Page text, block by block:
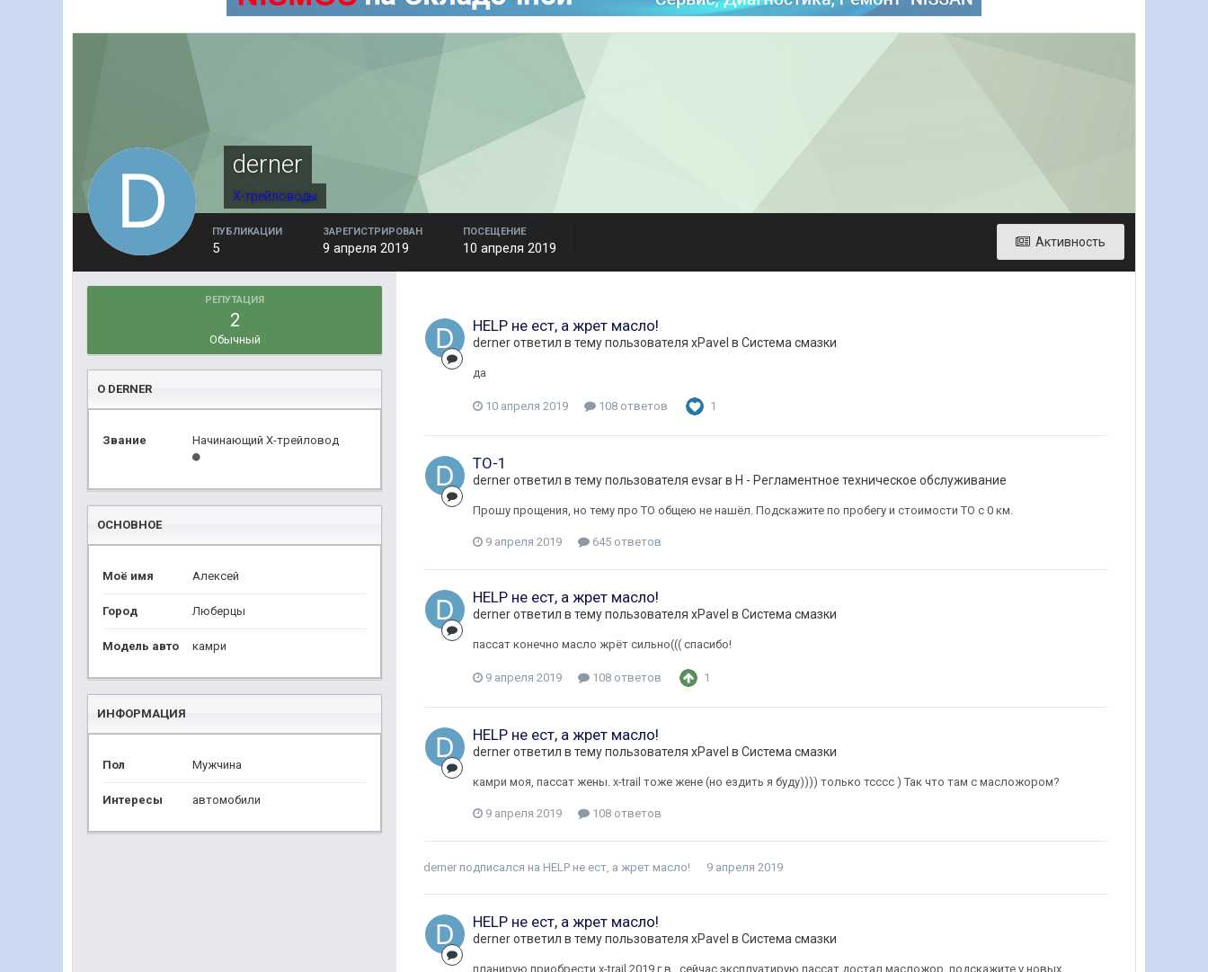
derner
Х-трейловоды
Активность
ПУБЛИКАЦИИ
5
ЗАРЕГИСТРИРОВАН
9 апреля 2019
ПОСЕЩЕНИЕ
10 апреля 2019
РЕПУТАЦИЯ
2
Обычный
О DERNER
Звание Начинающий Х-трейловод
ОСНОВНОЕ
Моё имя Алексей
Город Люберцы
Модель авто камри
ИНФОРМАЦИЯ
Пол Мужчина
Интересы автомобили
HELP не ест, а жрет масло!
dernerответил в тему пользователя xPavel в Система смазки
да
10 апреля 2019 108 ответов 1
ТО-1
dernerответил в тему пользователя evsarв H - Регламентное техническое обслуживание
Прошу прощения, но тему про ТО общею не нашёл. Подскажите по пробегу и стоимости ТО с 0 км.
9 апреля 2019 645 ответов
HELP не ест, а жрет масло!
dernerответил в тему пользователя xPavel в Система смазки
пассат конечно масло жрёт сильно((( спасибо!
9 апреля 2019 108 ответов 1
HELP не ест, а жрет масло!
dernerответил в тему пользователя xPavel в Система смазки
камри моя, пассат жены. x-trail тоже жене (но ездить я буду)))) только тсссс ) Так что там с масложором?
9 апреля 2019 108 ответов
derner подписался на HELP не ест, а жрет масло! 9 апреля 2019
HELP не ест, а жрет масло!
dernerответил в тему пользователя xPavel в Система смазки
планирую приобрести x-trail 2019 г.в., сейчас эксплуатирую пассат достал масложор, подскажите у новых